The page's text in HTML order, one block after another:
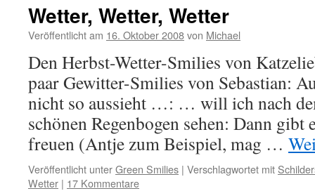
Wetter, Wetter, Wetter
Veröffentlicht am 16. Oktober 2008von Michael
Den Herbst-Wetter-Smilies von
paar Gewitter-Smilies von Sebastian:
nicht so aussieht …: … will ich nach
schönen Regenbogen sehen: Dann gibt
freuen (Antje zum Beispiel, mag …
Veröffentlicht unterGreen Smilies | Verschlagwortet mit
Wetter | 17 Kommentare